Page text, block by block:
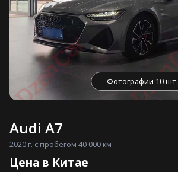
Фотографии 10 шт.
Audi A7
2020 г. с пробегом 40 000 км
Цена в Китае